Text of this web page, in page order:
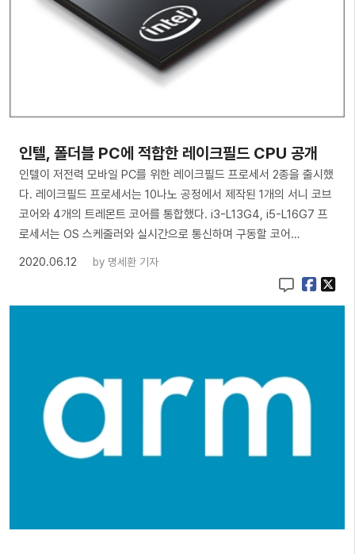
인텔, 폴더블 PC에 적합한 레이크필드 CPU 공개
인텔이 저전력 모바일 PC를 위한 레이크필드 프로세서 2종을 출시했
다. 레이크필드 프로세서는 10나노 공정에서 제작된 1개의 서니 코브
코어와 4개의 트레몬트 코어를 통합했다. i3-L13G4, i5-L16G7 프
로세서는 OS 스케줄러와 실시간으로 통신하며 구동할 코어…
2020.06.12
by 명세환 기자